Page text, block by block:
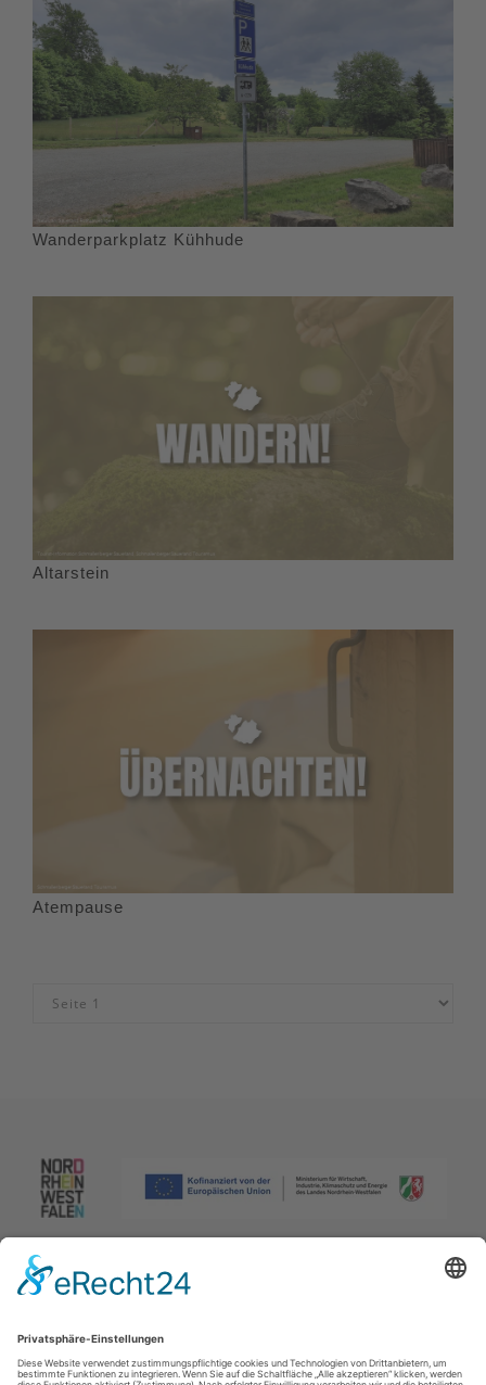
Wanderparkplatz Kühhude
Altarstein
Atempause
Impressum|Datenschutzerklärung|Barrierefreiheitserklärung|